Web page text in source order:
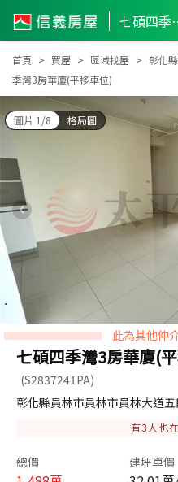
七碩四
首頁 買屋 區域找屋 彰化
季灣3房華廈(平移車位)
圖片 1/8 格局圖
此為其他仲
七碩四季灣3房華廈(
(S2837241PA)
彰化縣員林市員林市員林大道
有3 人也
總價 建坪單價